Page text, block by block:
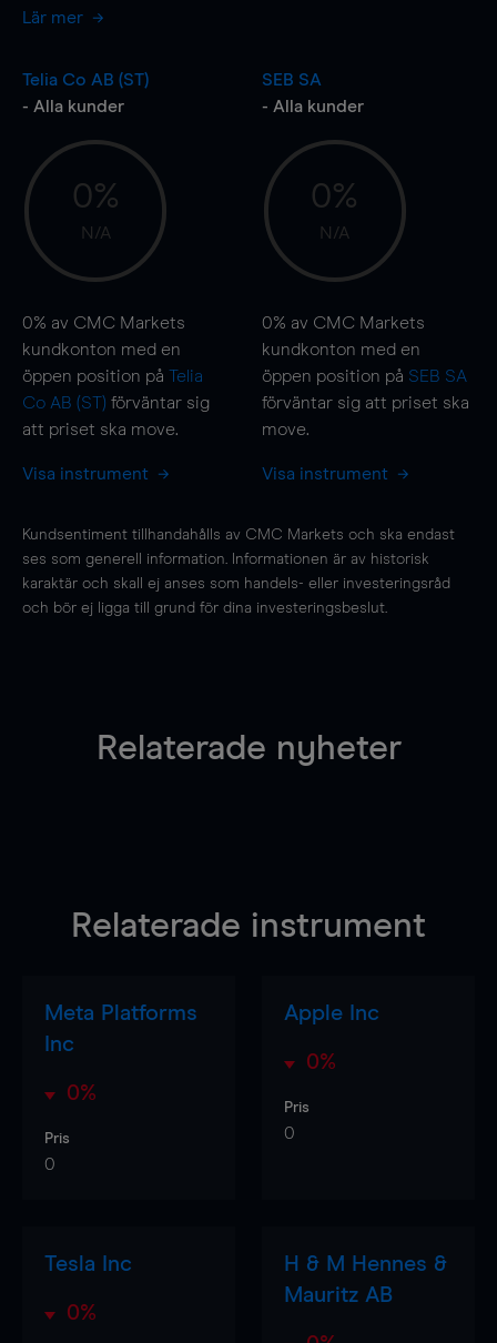
Lär mer
Telia Co AB (ST)
- Alla kunder
0%
N/A
0% av CMC Markets
kundkonton med en
öppen position på Telia
Co AB (ST) förväntar sig
att priset ska move.
Visa instrument
SEB SA
- Alla kunder
0%
N/A
0% av CMC Markets
kundkonton med en
öppen position på SEB SA
förväntar sig att priset ska
move.
Visa instrument
Kundsentiment tillhandahålls av CMC Markets och ska endast
ses som generell information. Informationen är av historisk
karaktär och skall ej anses som handels- eller investeringsråd
och bör ej ligga till grund för dina investeringsbeslut.
Relaterade nyheter
Relaterade instrument
Meta Platforms
Inc
0%
Pris
0
Apple Inc
0%
Pris
0
Tesla Inc
0%
H & M Hennes &
Mauritz AB